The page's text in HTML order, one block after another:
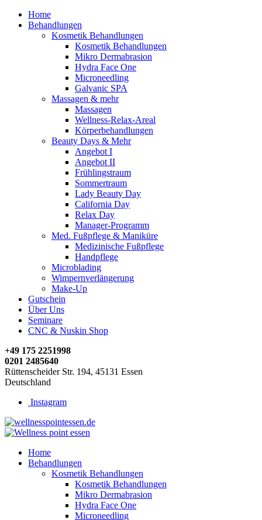
Home
Behandlungen
Kosmetik Behandlungen
Kosmetik Behandlungen
Mikro Dermabrasion
Hydra Face One
Microneedling
Galvanic SPA
Massagen & mehr
Massagen
Wellness-Relax-Areal
Körperbehandlungen
Beauty Days & Mehr
Angebot I
Angebot II
Frühlingstraum
Sommertraum
Lady Beauty Day
California Day
Relax Day
Manager-Programm
Med. Fußpflege & Maniküre
Medizinische Fußpflege
Handpflege
Microblading
Wimpernverlängerung
Make-Up
Gutschein
Über Uns
Seminare
CNC & Nuskin Shop
+49 175 2251998
0201 2485640
Rüttenscheider Str. 194, 45131 Essen
Deutschland
Instagram
Home
Behandlungen
Kosmetik Behandlungen
Kosmetik Behandlungen
Mikro Dermabrasion
Hydra Face One
Microneedling